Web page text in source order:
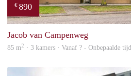
€ 890
Jacob van Campenweg
85 m2 · 3 kamers · Vanaf ? - Onbepaalde tijd